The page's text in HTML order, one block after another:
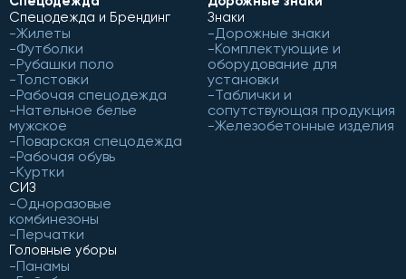
Спецодежда и Брендинг
Жилеты
Футболки
Рубашки поло
Толстовки
Рабочая спецодежда
Нательное белье
мужское
Поварская спецодежда
Рабочая обувь
Куртки
СИЗ
Одноразовые
комбинезоны
Перчатки
Головные уборы
Панамы
Знаки
Дорожные знаки
Комплектующие и
оборудование для
установки
Таблички и
сопутствующая продукция
Железобетонные изделия